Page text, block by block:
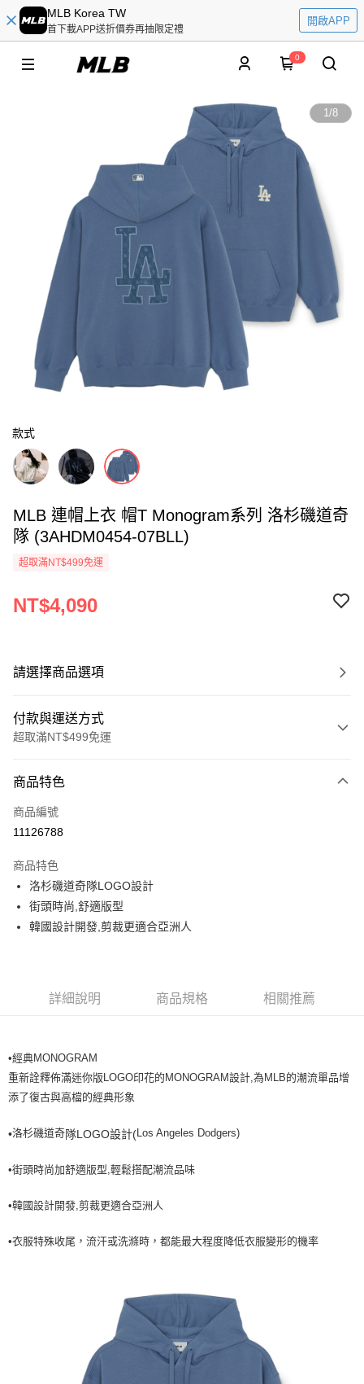
MLB Korea TW
首下載APP送折價券再抽限定禮
開啟APP
0
1/8
款式
MLB 連帽上衣 帽T Monogram系列 洛杉磯道奇
隊 (3AHDM0454-07BLL)
超取滿NT$499免運
NT$4,090
請選擇商品選項
付款與運送方式
超取滿NT$499免運
信用卡一次付款
超商取貨付款
Apple Pay
街口支付
全家取貨付款<未取貨列黑名單/不支援離島取退>
全家取貨<不支援離島取退>
每筆NT$60，滿NT$499(含以上)免運費
每筆NT$60，滿NT$499(含以上)免運費
7-11取貨<不支援離島取退>
每筆NT$80，滿NT$699(含以上)免運費
商品特色
商品編號
11126788
商品特色
洛杉磯道奇隊LOGO設計
街頭時尚,舒適版型
韓國設計開發,剪裁更適合亞洲人
詳細說明 商品規格 相關推薦
•經典MONOGRAM
重新詮釋佈滿迷你版LOGO印花的MONOGRAM設計,為MLB的潮流單品增
添了復古與高檔的經典形象
•洛杉磯道奇隊LOGO設計(Los Angeles Dodgers)
•街頭時尚加舒適版型,輕鬆搭配潮流品味
•韓國設計開發,剪裁更適合亞洲人
•衣服特殊收尾，流汗或洗滌時，都能最大程度降低衣服變形的機率